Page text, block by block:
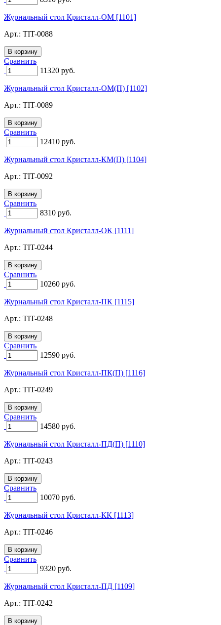
Журнальный стол Кристалл-ОМ [1101]
Арт.: TIT-0088
Сравнить
11320 руб.
Журнальный стол Кристалл-ОМ(П) [1102]
Арт.: TIT-0089
Сравнить
12410 руб.
Журнальный стол Кристалл-КМ(П) [1104]
Арт.: TIT-0092
Сравнить
8310 руб.
Журнальный стол Кристалл-ОК [1111]
Арт.: TIT-0244
Сравнить
10260 руб.
Журнальный стол Кристалл-ПК [1115]
Арт.: TIT-0248
Сравнить
12590 руб.
Журнальный стол Кристалл-ПК(П) [1116]
Арт.: TIT-0249
Сравнить
14580 руб.
Журнальный стол Кристалл-ПД(П) [1110]
Арт.: TIT-0243
Сравнить
10070 руб.
Журнальный стол Кристалл-КК [1113]
Арт.: TIT-0246
Сравнить
9320 руб.
Журнальный стол Кристалл-ПД [1109]
Арт.: TIT-0242